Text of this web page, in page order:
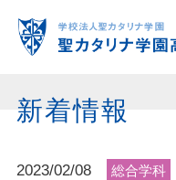
新着情報
2023/02/08 総合学科